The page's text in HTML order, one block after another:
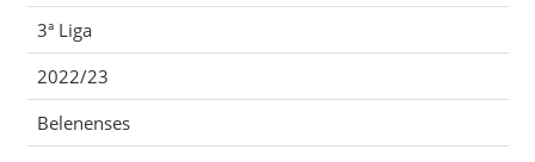
3ª Liga
2022/23
Belenenses